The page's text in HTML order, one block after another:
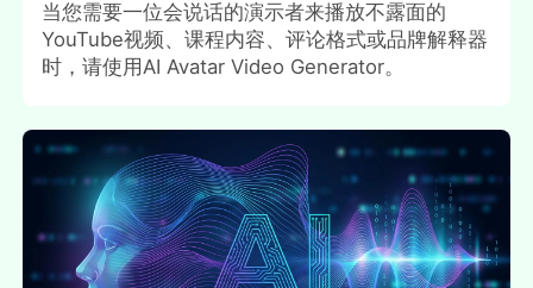
当您需要一位会说话的演示者来播放不露面的
YouTube视频、课程内容、评论格式或品牌解释器
时，请使用AI Avatar Video Generator。